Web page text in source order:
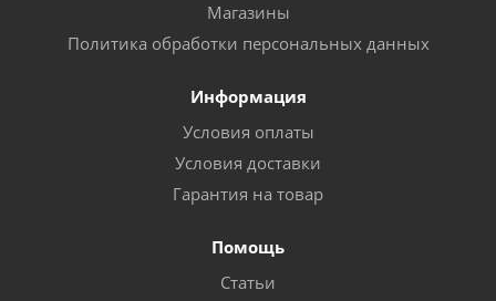
Магазины
Политика обработки персональных данных
Информация
Условия оплаты
Условия доставки
Гарантия на товар
Помощь
Статьи